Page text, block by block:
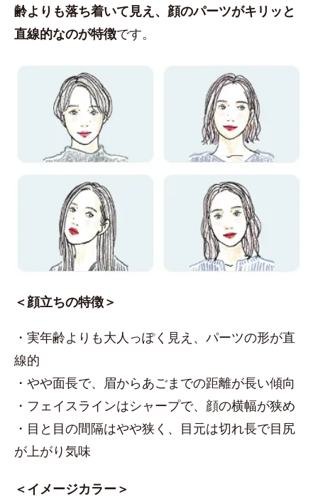
齢よりも落ち着いて見え、顔のパーツがキリッと
直線的なのが特徴です。
＜顔立ちの特徴＞
・実年齢よりも大人っぽく見え、パーツの形が直
線的
・やや面長で、眉からあごまでの距離が長い傾向
・フェイスラインはシャープで、顔の横幅が狭め
・目と目の間隔はやや狭く、目元は切れ長で目尻
が上がり気味
＜イメージカラー＞